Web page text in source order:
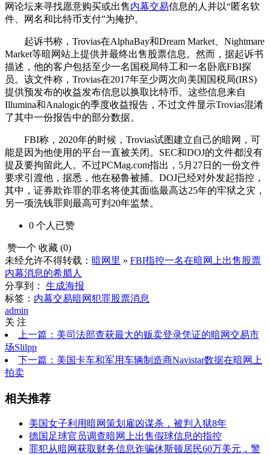
网论坛来寻找愿意购买或出售内幕交易信息的人并以“匿名软
件、网名和比特币支付”为掩护。
起诉书称，Trovias在AlphaBay和Dream Market、Nightmare
Market等暗网站上提供并最终出售股票信息。然而，据起诉书
描述，他的客户包括至少一名国税局特工和一名卧底FBI探
员。该文件称，Trovias在2017年至少两次向美国国税局(IRS)
提供预发布的收益发布信息以换取比特币。这些信息来自
Illumina和Analogic的季度收益报告，不过文件显示Trovias混淆
了其中一份报告中的部分数据。
FBI称，2020年的时候，Trovias试图建立自己的暗网，可
能是因为他使用的平台一直被关闭。SEC和DOJ的文件都没有
提及要拘留此人。不过PCMag.com指出，5月27日的一份文件
要求引渡他，据悉，他在秘鲁被捕。DOJ已经对外发起指控，
其中，证券欺诈罪的罪名将使其面临最高达25年的牢狱之灾，
另一项洗钱罪则最高可判20年监禁。
0 个人 已赞
赞一个 收藏 (0)
未经允许不得转载： 暗网里 » FBI指控一名在暗网上出售股票
内幕消息的希腊人
分享到：
生成海报
标签： 内幕交易暗网犯罪股票消息
admin
关 注
上一篇：美司法部查获最大的贩卖登录凭证的暗网交易市
场Slilpp
下一篇：美国卡车和军用车辆制造商Navistar数据在暗网上
拍卖
相关推荐
美国女子利用暗网策划雇凶谋杀，被判入狱8年
德国足球官员调查暗网上出售假球信息的指控
罪犯从暗网获取财务信息诈骗休斯顿居民60万美元，警